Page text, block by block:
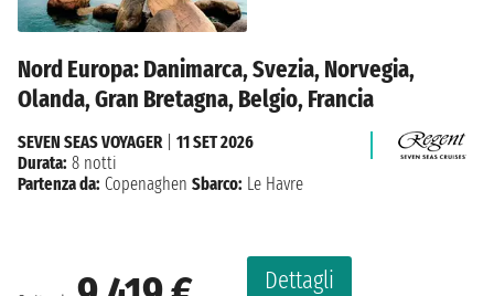
Nord Europa: Danimarca, Svezia, Norvegia,
Olanda, Gran Bretagna, Belgio, Francia
Dettagli
SEVEN SEAS VOYAGER| 11 SET 2026
Durata: 8 notti
Partenza da: Copenaghen Sbarco: Le Havre